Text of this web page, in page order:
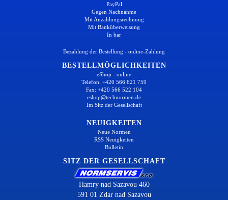
PayPal
Gegen Nachnahme
Mit Anzahlungsrechnung
Mit Banküberweisung
In bar
Bezahlung der Bestellung - online-Zahlung
BESTELLMÖGLICHKEITEN
eShop - online
Telefon: +420 566 621 759
Fax: +420 566 522 104
eshop@technormen.de
Im Sitz der Gesellschaft
NEUIGKEITEN
Neue Normen
RSS Neuigkeiten
Bulletin
SITZ DER GESELLSCHAFT
Hamry nad Sazavou 460
591 01 Zdar nad Sazavou